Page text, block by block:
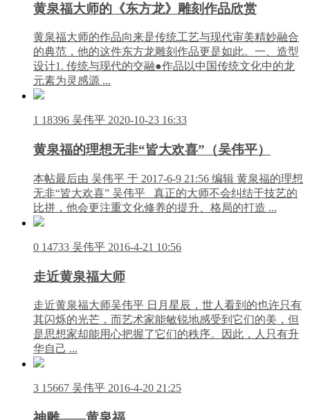
黄泉福大师的《东方龙》雕刻作品欣赏
黄泉福大师的作品向来是传统工艺与现代审美精妙融合
的典范，他的这件东方龙雕刻作品更是如此。一、造型
设计1. 传统与现代的交融●作品以中国传统文化中的龙
元素为灵感源 ...
1 18396 吴伟平 2020-10-23 16:33
黄泉福的理想无非“皆大欢喜”（吴伟平）
本帖最后由 吴伟平 于 2017-6-9 21:56 编辑 黄泉福的理想
无非“皆大欢喜” 吴伟平 真正的大师不会纠结于技艺的
比拼，他会更注重文化修养的提升、格局的打造 ...
0 14733 吴伟平 2016-4-21 10:56
走近黄泉福大师
走近黄泉福大师吴伟平 日月星辰，世人看到的也许只有
其闪烁的光芒，而艺术家能敏锐地感受到它们的美，但
是思想家却能用心把握了它们的秩序。因此，人只有升
华自己 ...
3 15667 吴伟平 2016-4-20 21:25